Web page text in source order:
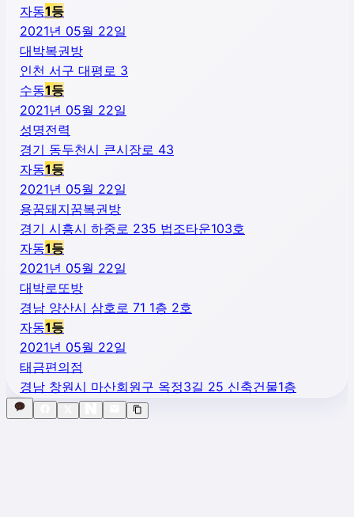
자동1등
2021년 05월 22일
대박복권방
인천 서구 대평로 3
수동1등
2021년 05월 22일
성명전력
경기 동두천시 큰시장로 43
자동1등
2021년 05월 22일
용꿈돼지꿈복권방
경기 시흥시 하중로 235 법조타운103호
자동1등
2021년 05월 22일
대박로또방
경남 양산시 삼호로 71 1층 2호
자동1등
2021년 05월 22일
태금편의점
경남 창원시 마산회원구 옥정3길 25 신축건물1층